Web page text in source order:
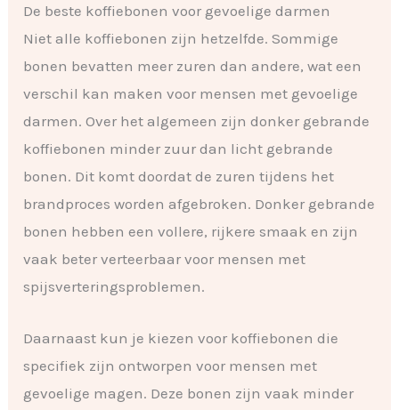
De beste koffiebonen voor gevoelige darmen
Niet alle koffiebonen zijn hetzelfde. Sommige
bonen bevatten meer zuren dan andere, wat een
verschil kan maken voor mensen met gevoelige
darmen. Over het algemeen zijn donker gebrande
koffiebonen minder zuur dan licht gebrande
bonen. Dit komt doordat de zuren tijdens het
brandproces worden afgebroken. Donker gebrande
bonen hebben een vollere, rijkere smaak en zijn
vaak beter verteerbaar voor mensen met
spijsverteringsproblemen.
Daarnaast kun je kiezen voor koffiebonen die
specifiek zijn ontworpen voor mensen met
gevoelige magen. Deze bonen zijn vaak minder